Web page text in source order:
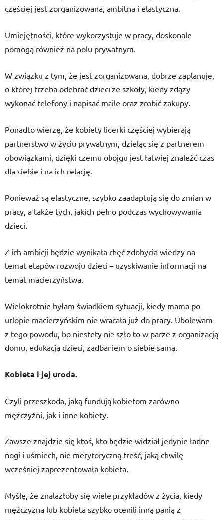
częściej jest zorganizowana, ambitna i elastyczna.
Umiejętności, które wykorzystuje w pracy, doskonale
pomogą również na polu prywatnym.
W związku z tym, że jest zorganizowana, dobrze zaplanuje,
o której trzeba odebrać dzieci ze szkoły, kiedy zdąży
wykonać telefony i napisać maile oraz zrobić zakupy.
Ponadto wierzę, że kobiety liderki częściej wybierają
partnerstwo w życiu prywatnym, dzieląc się z partnerem
obowiązkami, dzięki czemu obojgu jest łatwiej znaleźć czas
dla siebie i na ich relację.
Ponieważ są elastyczne, szybko zaadaptują się do zmian w
pracy, a także tych, jakich pełno podczas wychowywania
dzieci.
Z ich ambicji będzie wynikała chęć zdobycia wiedzy na
temat etapów rozwoju dzieci – uzyskiwanie informacji na
temat macierzyństwa.
Wielokrotnie byłam świadkiem sytuacji, kiedy mama po
urlopie macierzyńskim nie wracała już do pracy. Ubolewam
z tego powodu, bo niestety nie szło to w parze z organizacją
domu, edukacją dzieci, zadbaniem o siebie samą.
Kobieta i jej uroda.
Czyli przeszkoda, jaką fundują kobietom zarówno
mężczyźni, jak i inne kobiety.
Zawsze znajdzie się ktoś, kto będzie widział jedynie ładne
nogi i uśmiech, nie merytoryczną treść, jaką chwilę
wcześniej zaprezentowała kobieta.
Myślę, że znalazłoby się wiele przykładów z życia, kiedy
mężczyzna lub kobieta szybko ocenili inną panią z